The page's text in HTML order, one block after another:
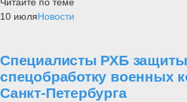
10 июляНовости
Специалисты РХБ
спецобработку военных
Санкт-Петербурга